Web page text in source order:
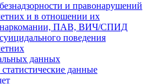
и правонарушений
и в отношении их
наркомании, ПАВ, ВИЧ/СПИД
поведения
данных
данные